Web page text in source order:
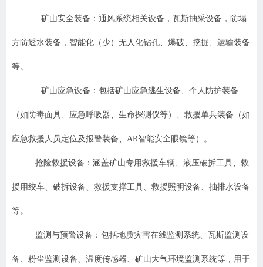
矿山安全装备：通风系统相关设备，瓦斯抽采设备，防塌
方防透水装备，智能化（少）无人化钻孔、爆破、挖掘、运输装备
等。
矿山应急设备：包括矿山应急逃生设备、个人防护装备
（如防毒面具、应急呼吸器、生命探测仪等）、救援单兵装备（如
应急救援人员定位及报警装备、AR智能安全眼镜等）。
抢险救援设备：涵盖矿山专用救援车辆、液压破拆工具、救
援用绞车、破拆设备、救援支撑工具、救援照明设备、抽排水设备
等。
监测与预警设备：包括地质灾害在线监测系统、瓦斯监测设
备、粉尘监测设备、温度传感器、矿山大气环境监测系统等，用于